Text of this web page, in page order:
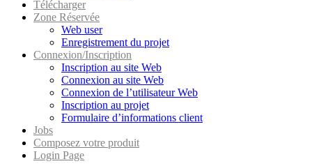
Télécharger
Zone Réservée
Web user
Enregistrement du projet
Connexion/Inscription
Inscription au site Web
Connexion au site Web
Connexion de l’utilisateur Web
Inscription au projet
Formulaire d’informations client
Jobs
Composez votre produit
Login Page